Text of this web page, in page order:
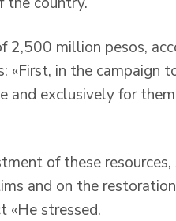
2,500 million pesos,
«First, in the campaign
and exclusively for
of these
and on the
«He stressed.